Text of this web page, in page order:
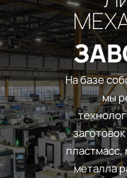
На базе
мы
пластмасс,
металла